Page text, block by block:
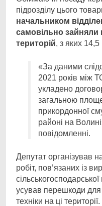
підрозділу цього
начальником
самовільно зайняли
територій, з яких
«За даними
2021 років між
укладено
загальною
прикордонної
районі на
повідомленні.
Депутат організував
робіт, пов’язаних із
усував перешкоди для
техніки на ці території.